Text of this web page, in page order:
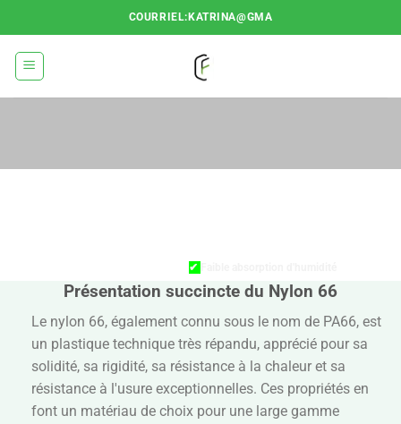
au
contenu
COURRIEL:KATRINA@GMA
✔
✔Haute résistance à la traction
✔Bonne résistance à l'abrasion
✔Bonne isolation électrique
Présentation succincte du Nylon 66
Le nylon 66, également connu sous le nom de PA66, est
un plastique technique très répandu, apprécié pour sa
solidité, sa rigidité, sa résistance à la chaleur et sa
résistance à l'usure exceptionnelles. Ces propriétés en
font un matériau de choix pour une large gamme